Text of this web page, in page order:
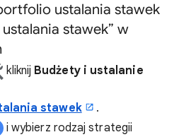
ustalania stawek
stawek” w
kliknij Budżety i ustalanie
stawek
.
i wybierz rodzaj strategii